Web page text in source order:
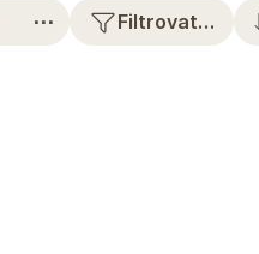
⋯ Filtrovat…